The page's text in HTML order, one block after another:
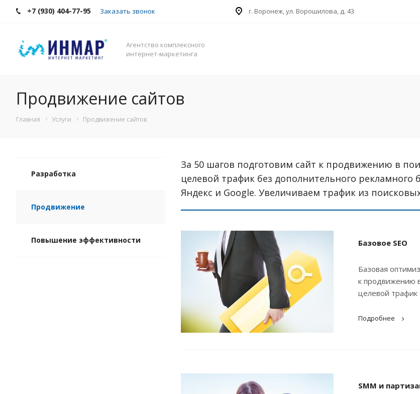
+7 (930) 404-77-95 Заказать звонок г. Воронеж, ул. Ворошилова, д. 43
Агентство комплексного
интернет-маркетинга
Продвижение сайтов
Главная Услуги Продвижение сайтов
Разработка
Продвижение
Повышение эффективности
За 50 шагов подготовим сайт к продвижению в
целевой трафик без дополнительного
Яндекс и Google. Увеличиваем трафик из
Базовое SEO
Базовая
к продвижению
целевой
Подробнее
SMM и